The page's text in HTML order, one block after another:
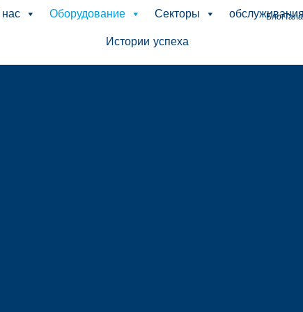
Оборудование Секторы
Истории успеха
Блог